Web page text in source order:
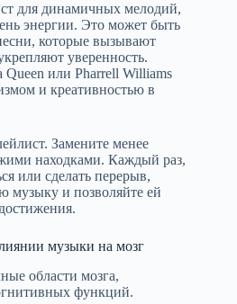
для динамичных мелодий,
энергии. Это может быть
которые вызывают
уверенность.
или Pharrell Williams
и креативностью в
Замените менее
находками. Каждый раз,
или сделать перерыв,
музыку и позволяйте ей
музыки на мозг
области мозга,
функций.